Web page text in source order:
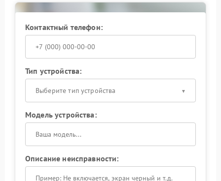
Сервисный центр Энергия проводит ремонт с
заменой поврежденных деталей и тестированием
работы устройства после обслуживания. После
устранения неисправности ИБП снова стабильно
запускается и корректно переходит в рабочий
режим.
Контактный телефон:
Тип устройства:
Выберите тип устройства
Модель устройства:
Описание неисправности: